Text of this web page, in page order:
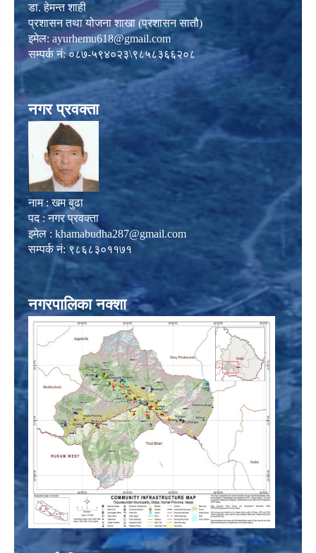
डा. हेमन्त शाही
प्रशासन तथा योजना शाखा (प्रशासन सातौ)
इमेल: ayurhemu618@gmail.com
सम्पर्क नं: ०८७-५९४०२३\९८५८३६६२०८
नगर प्रवक्ता
नाम : खम बुढा
पद : नगर प्रवक्ता
इमेल : khamabudha287@gmail.com
सम्पर्क नं: ९८६८३०११७१
नगरपालिका नक्शा